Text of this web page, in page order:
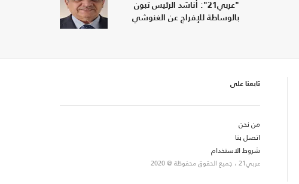
"عربي21": أناشد الرئيس تبون
بالوساطة للإفراج عن الغنوشي
تابعنا على
من نحن
اتصل بنا
شروط الاستخدام
عربي21 ، جميع الحقوق محفوظة @ 2020